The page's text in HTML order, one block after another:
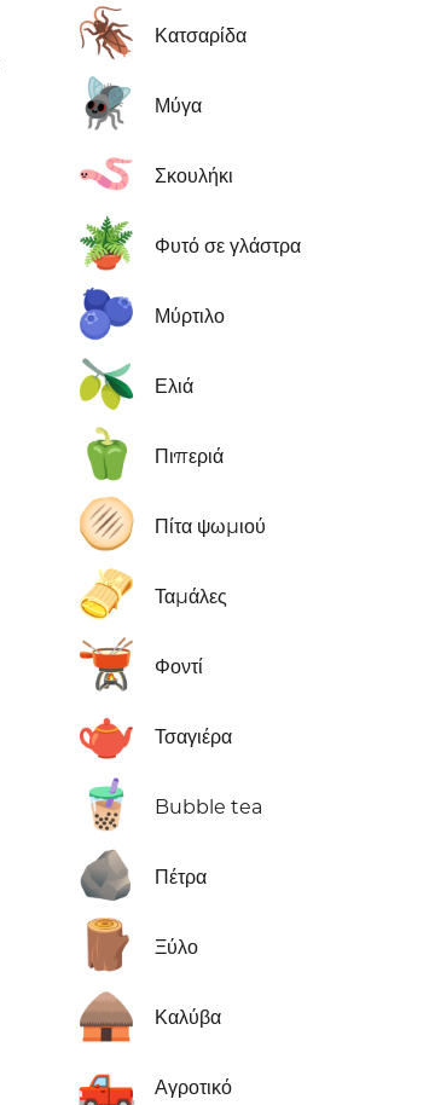
🪳 Κατσαρίδα
🪰 Μύγα
🪱 Σκουλήκι
🪴 Φυτό σε γλάστρα
🫐 Μύρτιλο
🫒 Ελιά
🫑 Πιπεριά
🫓 Πίτα ψωμιού
🫔 Ταμάλες
🫕 Φοντί
🫖 Τσαγιέρα
🧋 Bubble tea
🪨 Πέτρα
🪵 Ξύλο
🛖 Καλύβα
🛻 Αγροτικό